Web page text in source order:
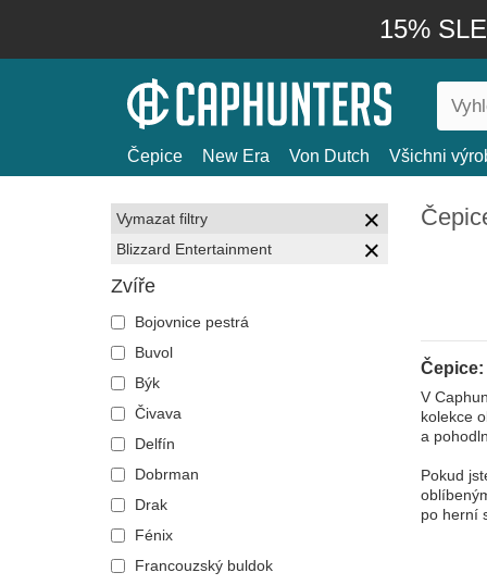
15%
Čepice New Era Von Dutch Všichni
Vymazat filtry
Blizzard Entertainment
Zvíře
Bojovnice pestrá
Buvol
Býk
Čivava
Delfín
Dobrman
Drak
Fénix
Francouzský buldok
V
kolekce
a
Pokud
po herní